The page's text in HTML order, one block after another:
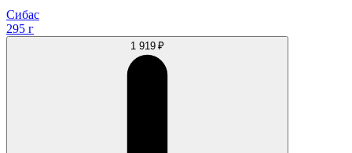
Сибас
295 г
1 919 ₽